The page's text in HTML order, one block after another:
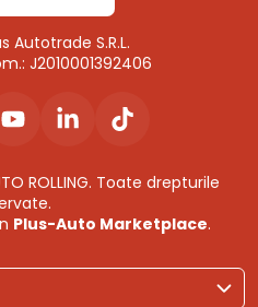
Autotrade S.R.L.
J2010001392406
ROLLING. Toate drepturile
Plus-Auto Marketplace.